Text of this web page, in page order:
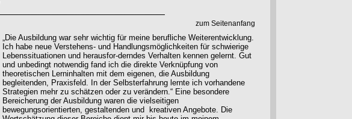
zum Seitenanfang
„Die Ausbildung war sehr wichtig für meine berufliche Weiterentwicklung.
Ich habe neue Verstehens- und Handlungsmöglichkeiten für schwierige
Lebenssituationen und herausfor-derndes Verhalten kennen gelernt. Gut
und unbedingt notwendig fand ich die direkte Verknüpfung von
theoretischen Lerninhalten mit dem eigenen, die Ausbildung
begleitenden, Praxisfeld. In der Selbsterfahrung lernte ich vorhandene
Strategien mehr zu schätzen oder zu verändern.“ Eine besondere
Bereicherung der Ausbildung waren die vielseitigen
bewegungsorientierten, gestaltenden und kreativen Angebote. Die